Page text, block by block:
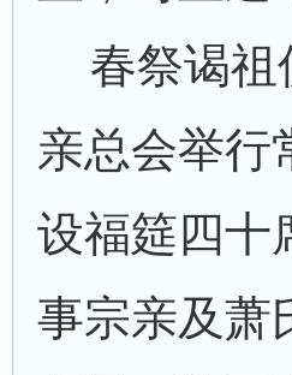
春祭谒祖
亲总会举行
设福筵四十
事宗亲及萧